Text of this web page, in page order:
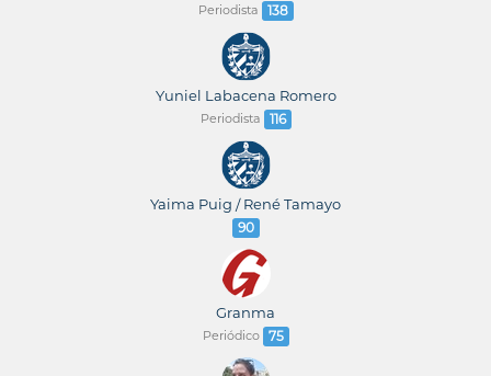
Periodista 138
Yuniel Labacena Romero
Periodista 116
Yaima Puig / René Tamayo
90
Granma
Periódico 75